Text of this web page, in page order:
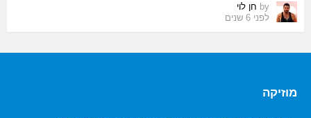
by חן לוי
לפני 6 שנים
מוזיקה